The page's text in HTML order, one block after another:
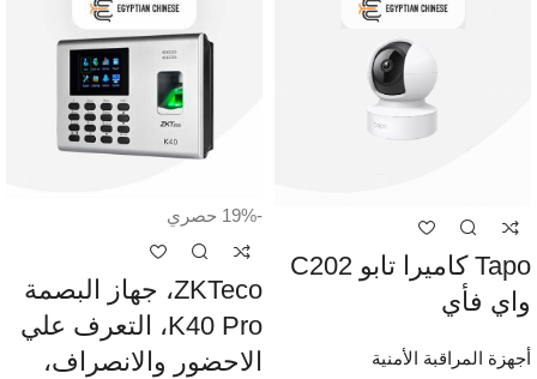
Tapo كاميرا تابو C202
واي فأي
أجهزة المراقبة الأمنية
-19% حصري
ZKTeco، جهاز البصمة
K40 Pro، التعرف علي
الاحضور والانصراف،